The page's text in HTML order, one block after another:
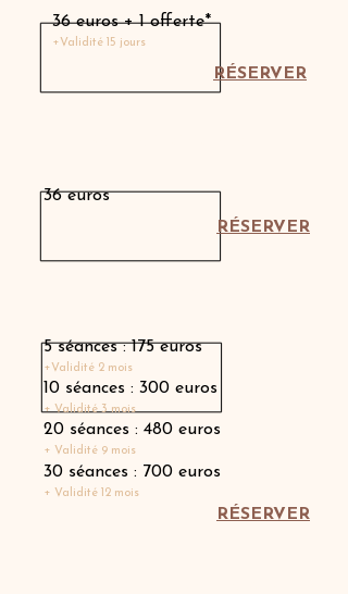
36 euros + 1 offerte*
+Validité 15 jours
RÉSERVER
36 euros
RÉSERVER
5 séances : 175 euros
+Validité 2 mois
10 séances : 300 euros
+ Validité 3 mois
20 séances : 480 euros
+ Validité 9 mois
30 séances : 700 euros
+ Validité 12 mois
RÉSERVER